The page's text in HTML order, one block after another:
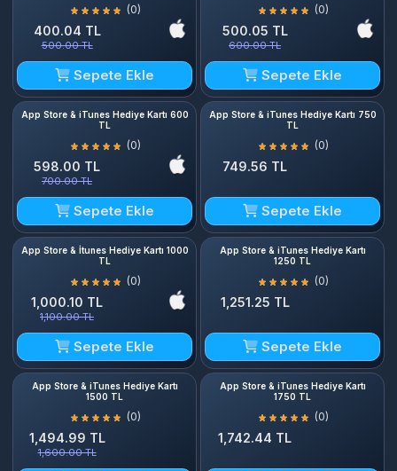
(0)
400.04 TL
500.00 TL
Sepete Ekle
(0)
500.05 TL
600.00 TL
Sepete Ekle
App Store & iTunes Hediye Kartı 600
TL
(0)
598.00 TL
700.00 TL
Sepete Ekle
App Store & iTunes Hediye Kartı 750
TL
(0)
749.56 TL
Sepete Ekle
App Store & İtunes Hediye Kartı 1000
TL
(0)
1,000.10 TL
1,100.00 TL
Sepete Ekle
App Store & iTunes Hediye Kartı
1250 TL
(0)
1,251.25 TL
Sepete Ekle
App Store & iTunes Hediye Kartı
1500 TL
(0)
1,494.99 TL
1,600.00 TL
App Store & iTunes Hediye Kartı
1750 TL
(0)
1,742.44 TL